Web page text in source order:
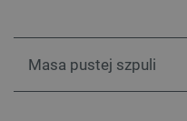
Masa pustej szpuli